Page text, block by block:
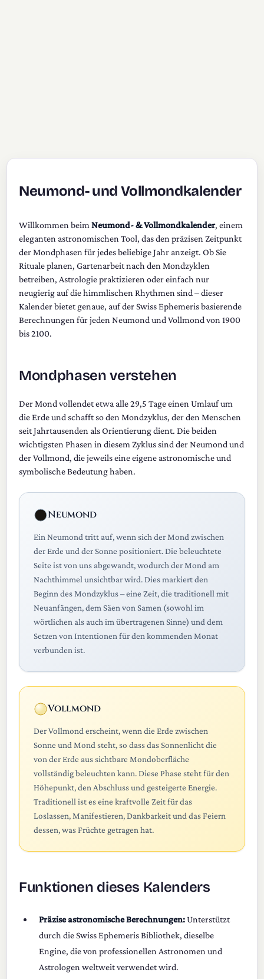
Neumond- und Vollmondkalender
Willkommen beimNeumond- & Vollmondkalender, einem
eleganten astronomischen Tool, das den präzisen Zeitpunkt
der Mondphasen für jedes beliebige Jahr anzeigt. Ob Sie
Rituale planen, Gartenarbeit nach den Mondzyklen
betreiben, Astrologie praktizieren oder einfach nur
neugierig auf die himmlischen Rhythmen sind – dieser
Kalender bietet genaue, auf der Swiss Ephemeris basierende
Berechnungen für jeden Neumond und Vollmond von 1900
bis 2100.
Mondphasen verstehen
Der Mond vollendet etwa alle 29,5 Tage einen Umlauf um
die Erde und schafft so den Mondzyklus, der den Menschen
seit Jahrtausenden als Orientierung dient. Die beiden
wichtigsten Phasen in diesem Zyklus sind der Neumond und
der Vollmond, die jeweils eine eigene astronomische und
symbolische Bedeutung haben.
Neumond
Ein Neumond tritt auf, wenn sich der Mond zwischen
der Erde und der Sonne positioniert. Die beleuchtete
Seite ist von uns abgewandt, wodurch der Mond am
Nachthimmel unsichtbar wird. Dies markiert den
Beginn des Mondzyklus – eine Zeit, die traditionell mit
Neuanfängen, dem Säen von Samen (sowohl im
wörtlichen als auch im übertragenen Sinne) und dem
Setzen von Intentionen für den kommenden Monat
verbunden ist.
Vollmond
Der Vollmond erscheint, wenn die Erde zwischen
Sonne und Mond steht, so dass das Sonnenlicht die
von der Erde aus sichtbare Mondoberfläche
vollständig beleuchten kann. Diese Phase steht für den
Höhepunkt, den Abschluss und gesteigerte Energie.
Traditionell ist es eine kraftvolle Zeit für das
Loslassen, Manifestieren, Dankbarkeit und das Feiern
dessen, was Früchte getragen hat.
Funktionen dieses Kalenders
Präzise astronomische Berechnungen:Unterstützt
durch die Swiss Ephemeris Bibliothek, dieselbe
Engine, die von professionellen Astronomen und
Astrologen weltweit verwendet wird.